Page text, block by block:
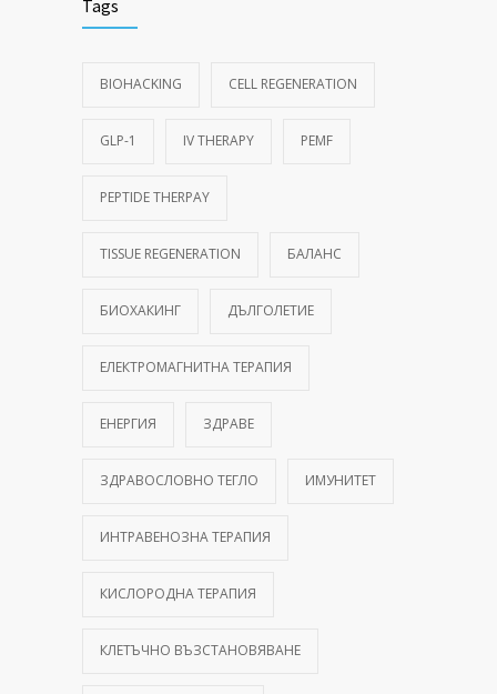
Tags
BIOHACKING CELL REGENERATION
GLP-1 IV THERAPY PEMF
PEPTIDE THERPAY
TISSUE REGENERATION БАЛАНС
БИОХАКИНГ ДЪЛГОЛЕТИЕ
ЕЛЕКТРОМАГНИТНА ТЕРАПИЯ
ЕНЕРГИЯ ЗДРАВЕ
ЗДРАВОСЛОВНО ТЕГЛО ИМУНИТЕТ
ИНТРАВЕНОЗНА ТЕРАПИЯ
КИСЛОРОДНА ТЕРАПИЯ
КЛЕТЪЧНО ВЪЗСТАНОВЯВАНЕ